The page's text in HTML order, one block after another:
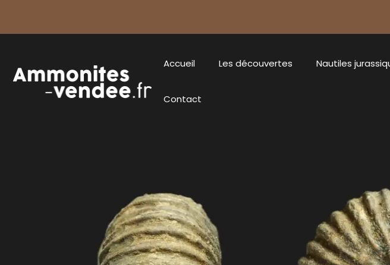
Accueil Les découvertes Nautiles
Contact